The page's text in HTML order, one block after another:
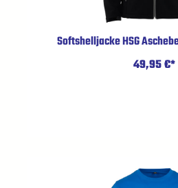
Softshelljacke HSG
49,95 €*